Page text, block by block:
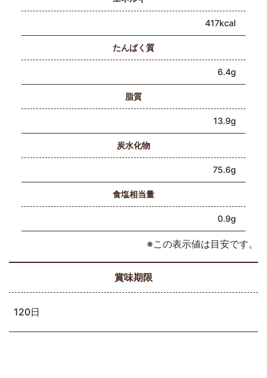
417kcal
たんぱく質
6.4g
脂質
13.9g
炭水化物
75.6g
食塩相当量
0.9g
※この表示値は目安です。
賞味期限
120日